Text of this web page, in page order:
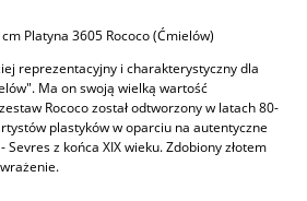
Platyna 3605 Rococo (Ćmielów)
reprezentacyjny i charakterystyczny dla
Ma on swoją wielką wartość
Rococo został odtworzony w latach 80-
plastyków w oparciu na autentyczne
z końca XIX wieku. Zdobiony złotem